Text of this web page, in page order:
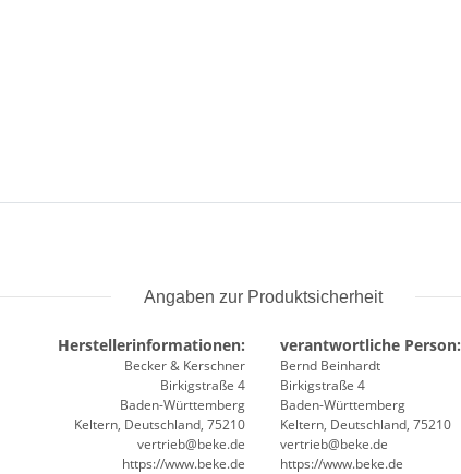
Angaben zur Produktsicherheit
Herstellerinformationen:
Becker & Kerschner
Birkigstraße 4
Baden-Württemberg
Keltern, Deutschland, 75210
vertrieb@beke.de
https://www.beke.de
verantwortliche Person:
Bernd Beinhardt
Birkigstraße 4
Baden-Württemberg
Keltern, Deutschland, 75210
vertrieb@beke.de
https://www.beke.de